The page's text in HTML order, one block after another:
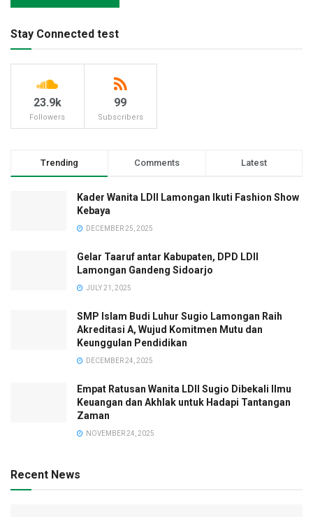
Stay Connected test
23.9k
Followers
99
Subscribers
Trending Comments Latest
Kader Wanita LDII Lamongan Ikuti Fashion Show
Kebaya
DECEMBER 25, 2025
Gelar Taaruf antar Kabupaten, DPD LDII
Lamongan Gandeng Sidoarjo
JULY 21, 2025
SMP Islam Budi Luhur Sugio Lamongan Raih
Akreditasi A, Wujud Komitmen Mutu dan
Keunggulan Pendidikan
DECEMBER 24, 2025
Empat Ratusan Wanita LDII Sugio Dibekali Ilmu
Keuangan dan Akhlak untuk Hadapi Tantangan
Zaman
NOVEMBER 24, 2025
Recent News